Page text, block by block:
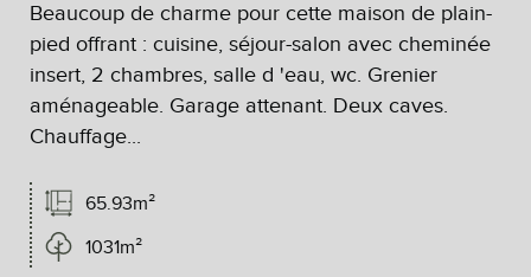
Beaucoup de charme pour cette maison de plain-
pied offrant : cuisine, séjour-salon avec cheminée
insert, 2 chambres, salle d 'eau, wc. Grenier
aménageable. Garage attenant. Deux caves.
Chauffage...
65.93m²
1031m²